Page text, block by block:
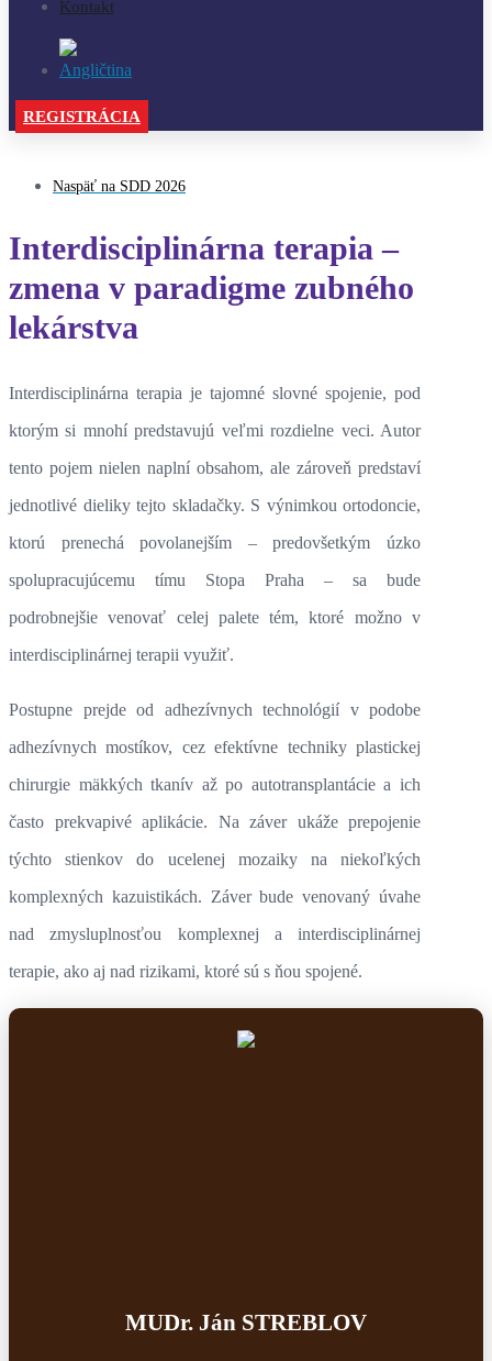
Kontakt
REGISTRÁCIA
Naspäť na SDD 2026
Interdisciplinárna terapia –
zmena v paradigme zubného
lekárstva
Interdisciplinárna terapia je tajomné slovné spojenie, pod
ktorým si mnohí predstavujú veľmi rozdielne veci. Autor
tento pojem nielen naplní obsahom, ale zároveň predstaví
jednotlivé dieliky tejto skladačky. S výnimkou ortodoncie,
ktorú prenechá povolanejším – predovšetkým úzko
spolupracujúcemu tímu Stopa Praha – sa bude
podrobnejšie venovať celej palete tém, ktoré možno v
interdisciplinárnej terapii využiť.
Postupne prejde od adhezívnych technológií v podobe
adhezívnych mostíkov, cez efektívne techniky plastickej
chirurgie mäkkých tkanív až po autotransplantácie a ich
často prekvapivé aplikácie. Na záver ukáže prepojenie
týchto stienkov do ucelenej mozaiky na niekoľkých
komplexných kazuistikách. Záver bude venovaný úvahe
nad zmysluplnosťou komplexnej a interdisciplinárnej
terapie, ako aj nad rizikami, ktoré sú s ňou spojené.
MUDr. Ján STREBLOV